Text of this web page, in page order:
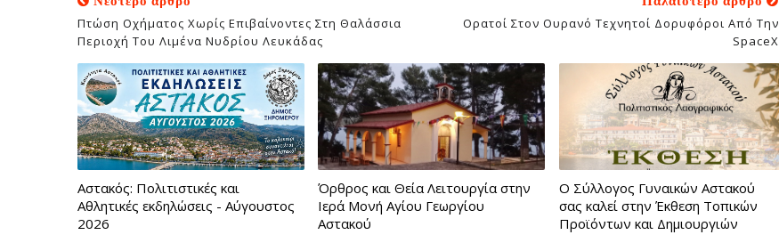
Πτώση Οχήματος Χωρίς Επιβαίνοντες Στη Θαλάσσια
Περιοχή Του Λιμένα Νυδρίου Λευκάδας
Ορατοί Στον Ουρανό Τεχνητοί Δορυφόροι Από Την
SpaceX
Αστακός: Πολιτιστικές και
Αθλητικές εκδηλώσεις - Αύγουστος
2026
Όρθρος και Θεία Λειτουργία στην
Ιερά Μονή Αγίου Γεωργίου
Αστακού
Ο Σύλλογος Γυναικών Αστακού
σας καλεί στην Έκθεση Τοπικών
Προϊόντων και Δημιουργιών